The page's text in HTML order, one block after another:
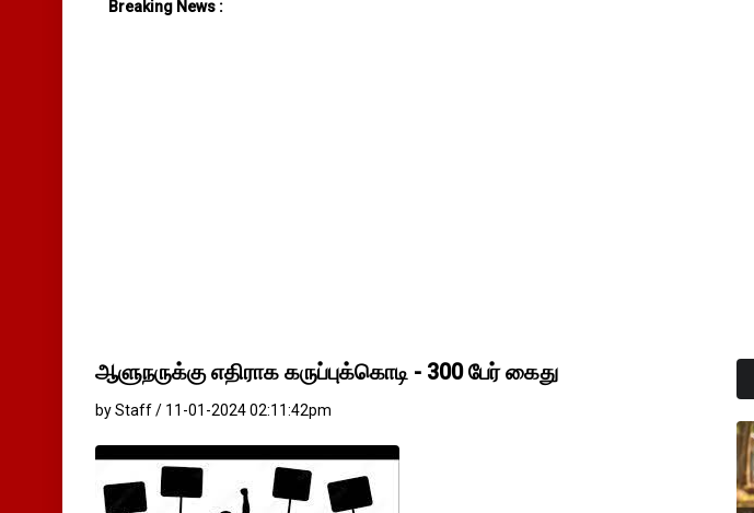
Breaking News :
ஆளுநருக்கு எதிராக கருப்புக்கொடி - 300 பேர் கைது
by Staff / 11-01-2024 02:11:42pm